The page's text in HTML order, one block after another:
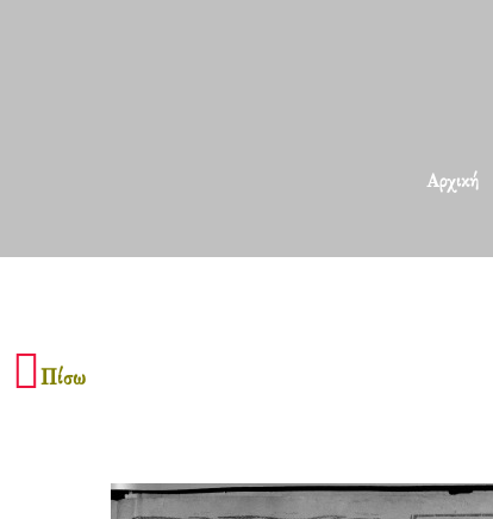
Αρχική
Πίσω